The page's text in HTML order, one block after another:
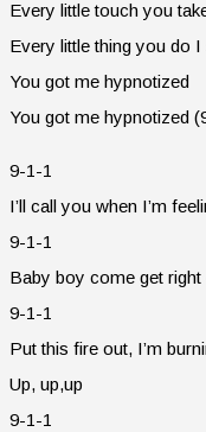
Every little touch you
Every little thing you do I
You got me hypnotized
You got me hypnotized
9-1-1
I’ll call you when I’m
9-1-1
Baby boy come get right
9-1-1
Put this fire out, I’m
Up, up,up
9-1-1